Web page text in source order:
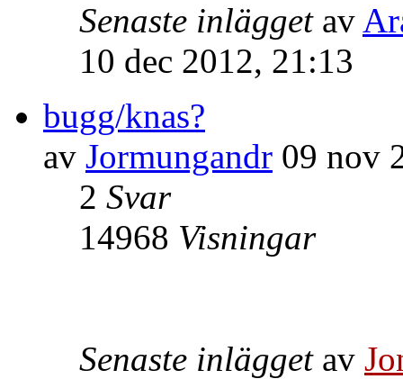
Senaste inlägget av
10 dec 2012, 21:13
bugg/knas?
av Jormungandr 09 nov
2 Svar
14968 Visningar
Senaste inlägget av